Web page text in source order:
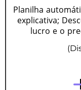
Planilha
explicativa;
lucro e o